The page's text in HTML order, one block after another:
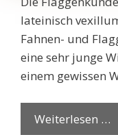
lateinisch
Fahnen- und
eine sehr junge
einem gewissen
Weiterlesen …